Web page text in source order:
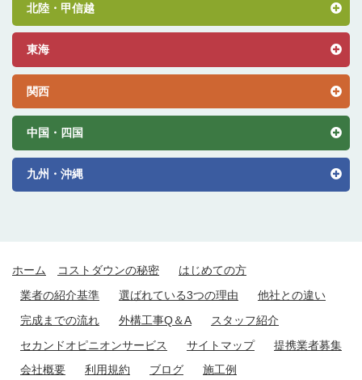
北陸・甲信越
東海
関西
中国・四国
九州・沖縄
ホーム コストダウンの秘密
はじめての方
業者の紹介基準
選ばれている3つの理由
他社との違い
完成までの流れ
外構工事Q＆A
スタッフ紹介
セカンドオピニオンサービス
サイトマップ
提携業者募集
会社概要
利用規約 ブログ 施工例